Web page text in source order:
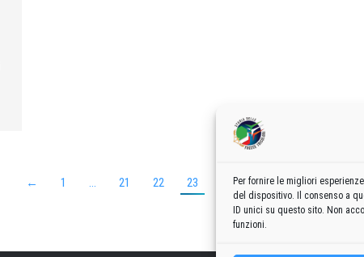
Per fornire le migliori
del dispositivo. Il consenso a
ID unici su questo sito. Non
funzioni.
← 1 21 22 23 25 … 62 →